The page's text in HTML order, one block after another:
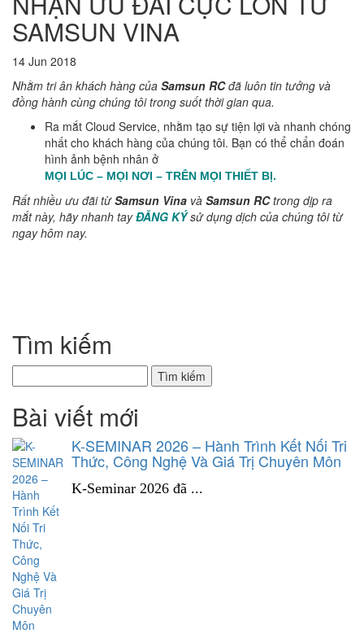
SAMSUN VINA
14 Jun 2018
Nhằm tri ân khách hàng của Samsun RCđã luôn tin tưởng và
đồng hành cùng chúng tôi trong suốt thời gian qua.
Ra mắt Cloud Service, nhằm tạo sự tiện lợi và nhanh chóng
nhất cho khách hàng của chúng tôi. Bạn có thể chẩn đoán
hình ảnh bệnh nhân ở
MỌI LÚC – MỌI NƠI – TRÊN MỌI THIẾT BỊ.
Rất nhiều ưu đãi từSamsun Vina và Samsun RCtrong dịp ra
mắt này, hãy nhanh tayĐĂNG KÝsử dụng dịch của chúng tôi từ
ngay hôm nay.
Tìm kiếm
Tìm kiếm
Bài viết mới
K-SEMINAR 2026 – Hành Trình Kết Nối Tri
Thức, Công Nghệ Và Giá Trị Chuyên Môn
K-Seminar 2026 đã ...